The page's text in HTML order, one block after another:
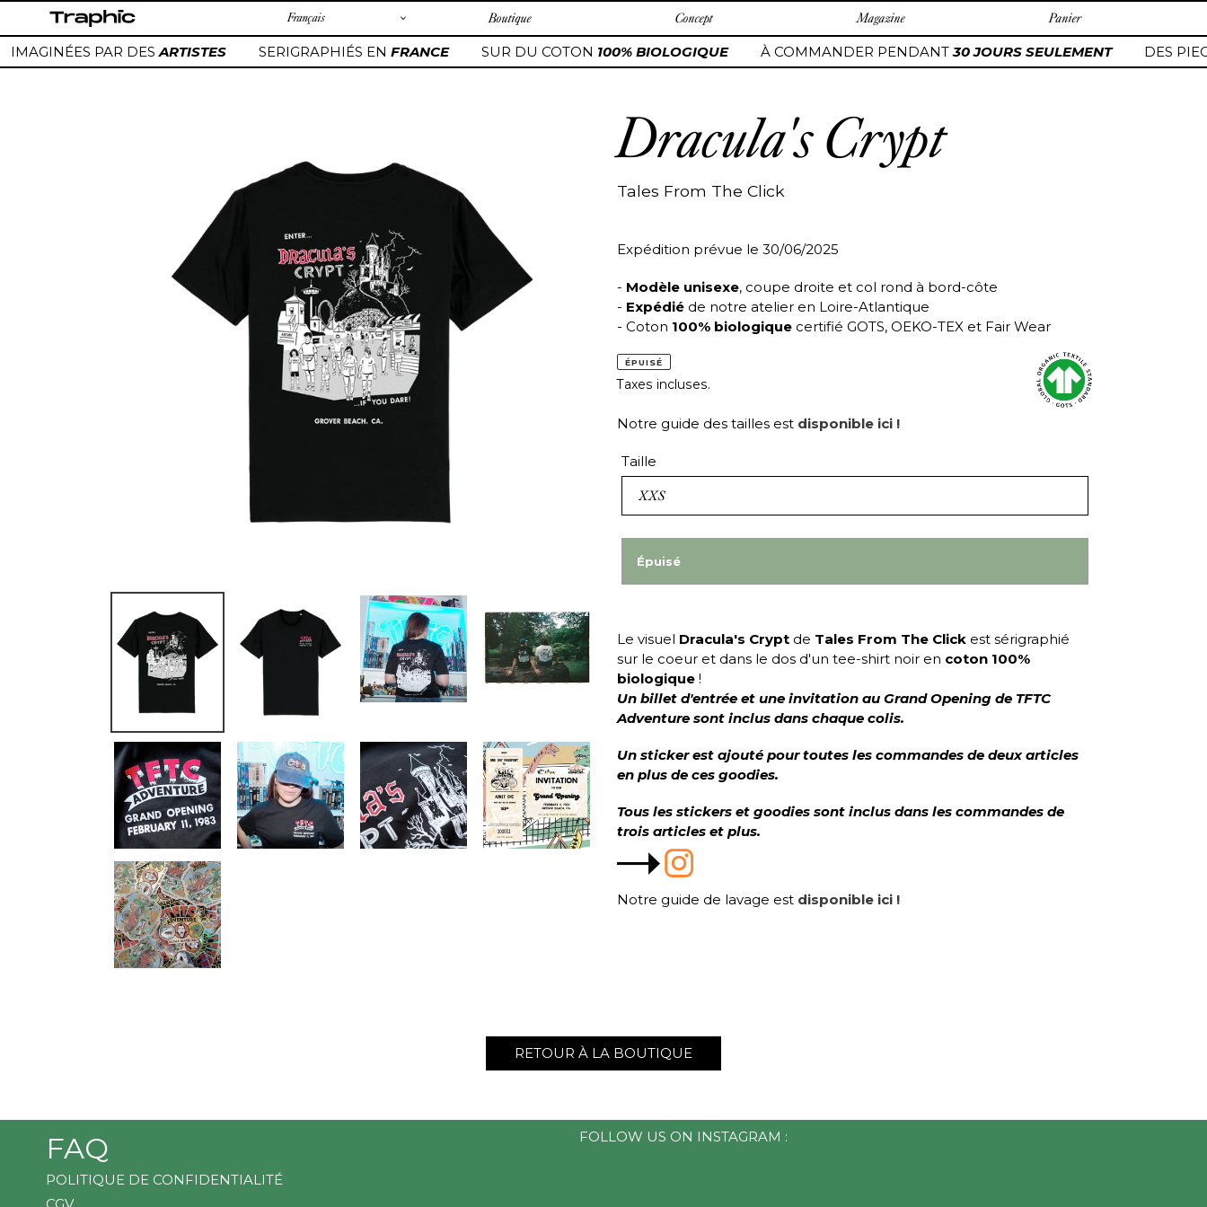
contenu
Boutique Concept Magazine Panier
PAR DESARTISTES SERIGRAPHIÉS ENFRANCE SUR DU COTON100% BIOLOGIQUE À COMMANDER PENDANT30 JOURS SEULEMENT DES
Dracula's Crypt
Tales From The Click
Expédition prévue le 30/06/2025
- Modèle unisexe, coupe droite et col rond à bord-côte
- Expédié de notre atelier en Loire-Atlantique
- Coton 100% biologique certifié GOTS, OEKO-TEX et Fair Wear
ÉPUISÉ
Taxes incluses.
Notre guide des tailles est disponible ici !
Taille
Épuisé
Le visuel Dracula's Crypt de Tales From The Click est sérigraphié
sur le coeur et dans le dos d'un tee-shirt noir en coton 100%
biologique !
Un billet d'entrée et une invitation au Grand Opening de TFTC
Adventure sont inclus dans chaque colis.
Un sticker est ajouté pour toutes les commandes de deux articles
en plus de ces goodies.
Tous les stickers et goodies sont inclus dans les commandes de
trois articles et plus.
Notre guide de lavage est disponible ici !
RETOUR À LA BOUTIQUE
FAQ
POLITIQUE DE CONFIDENTIALITÉ